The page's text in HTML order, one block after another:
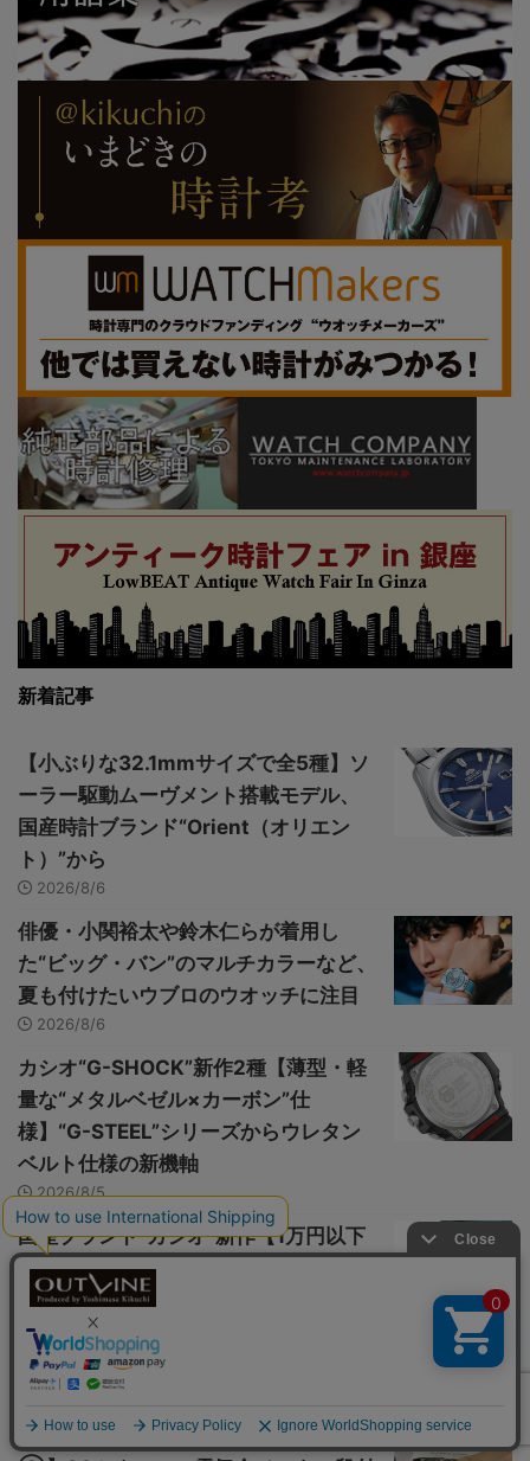
新着記事
【小ぶりな32.1mmサイズで全5種】ソ
ーラー駆動ムーヴメント搭載モデル、
国産時計ブランド“Orient（オリエン
ト）”から
2026/8/6
俳優・小関裕太や鈴木仁らが着用し
た“ビッグ・バン”のマルチカラーなど、
夏も付けたいウブロのウオッチに注目
2026/8/6
カシオ“G-SHOCK”新作2種【薄型・軽
量な“メタルベゼル×カーボン”仕
様】“G-STEEL”シリーズからウレタン
ベルト仕様の新機軸
2026/8/5
国産ブランド“カシオ”新作【1万円以下
の最新デジタルウオッチ3種】薄型・軽
量スタイル（厚さ8.8mm、重さ
26g）、新コレクション“F-B100W”に
注目
2026/8/5
【数万円で買える国産ヴィンテージ